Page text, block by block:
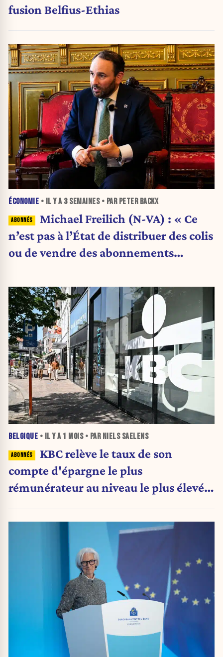
fusion Belfius-Ethias
ÉCONOMIE • IL Y A 3 SEMAINES• PAR PETER BACKX
Michael Freilich (N-VA) : « Ce
n’est pas à l’État de distribuer des colis
ou de vendre des abonnements
BELGIQUE • IL Y A 1 MOIS• PAR NIELS SAELENS
KBC relève le taux de son
compte d'épargne le plus
rémunérateur au niveau le plus élevé